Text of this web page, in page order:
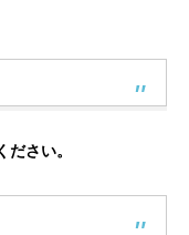
さい。